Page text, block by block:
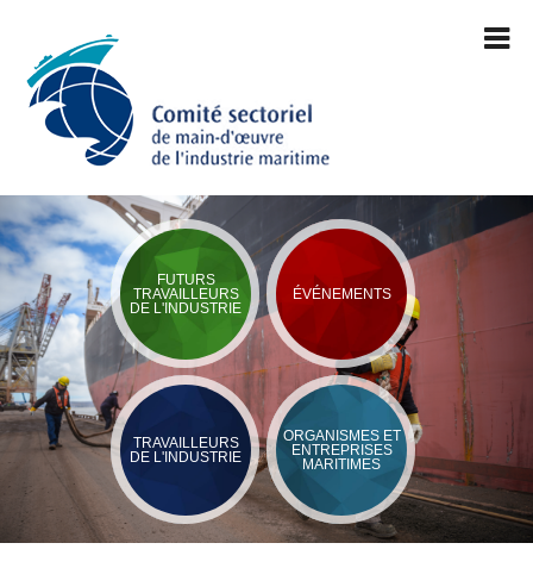
FUTURS
TRAVAILLEURS
DE L'INDUSTRIE
ÉVÉNEMENTS
TRAVAILLEURS
DE L'INDUSTRIE
ORGANISMES ET
ENTREPRISES
MARITIMES